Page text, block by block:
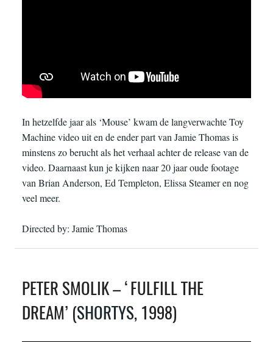
In hetzelfde jaar als ‘Mouse’ kwam de langverwachte Toy
Machine video uit en de ender part van Jamie Thomas is
minstens zo berucht als het verhaal achter de release van de
video. Daarnaast kun je kijken naar 20 jaar oude footage
van Brian Anderson, Ed Templeton, Elissa Steamer en nog
veel meer.
Directed by: Jamie Thomas
PETER SMOLIK – ‘FULFILL THE
DREAM’ (SHORTYS, 1998)